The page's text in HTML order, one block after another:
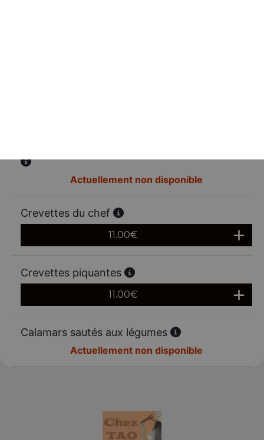
Actuellement non disponible
Crevettes du chef
11.00€
Crevettes piquantes
11.00€
Calamars sautés aux légumes
Actuellement non disponible